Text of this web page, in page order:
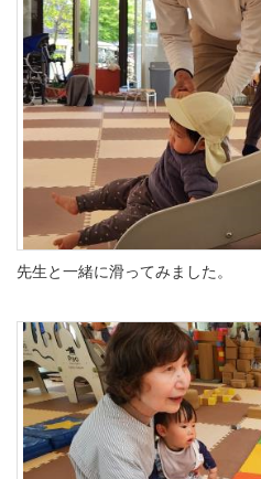
先生と一緒に滑ってみました。